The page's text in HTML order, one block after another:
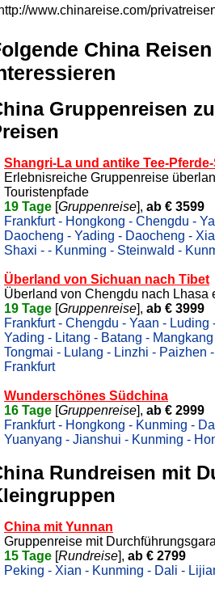
http://www.chinareise.com/
China
Gruppenreisen
Shangri-La und antike Tee-
Erlebnisreiche Gruppenreise
Touristenpfade
19 Tage [Gruppenreise], ab € 3599
Frankfurt - Hongkong - Chengdu -
Daocheng - Yading - Daocheng -
Shaxi - - Kunming - Steinwald -
Überland von Sichuan nach Tibet
Überland von Chengdu nach
19 Tage [Gruppenreise], ab € 3999
Frankfurt - Chengdu - Yaan -
Yading - Litang - Batang -
Tongmai - Lulang - Linzhi - Paizhen
Frankfurt
Wunderschönes Südchina
16 Tage [Gruppenreise], ab € 2999
Frankfurt - Hongkong - Kunming -
Yuanyang - Jianshui - Kunming -
Rundreisen mit
China mit Yunnan
Gruppenreise mit
15 Tage [Rundreise], ab € 2799
Peking - Xian - Kunming - Dali -